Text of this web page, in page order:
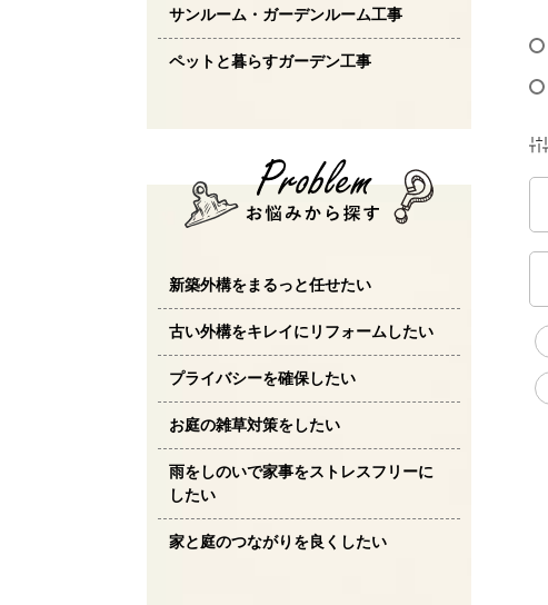
サンルーム・ガーデンルーム工事
ペットと暮らすガーデン工事
新築外構をまるっと任せたい
古い外構をキレイにリフォームしたい
プライバシーを確保したい
お庭の雑草対策をしたい
雨をしのいで家事をストレスフリーに
したい
家と庭のつながりを良くしたい